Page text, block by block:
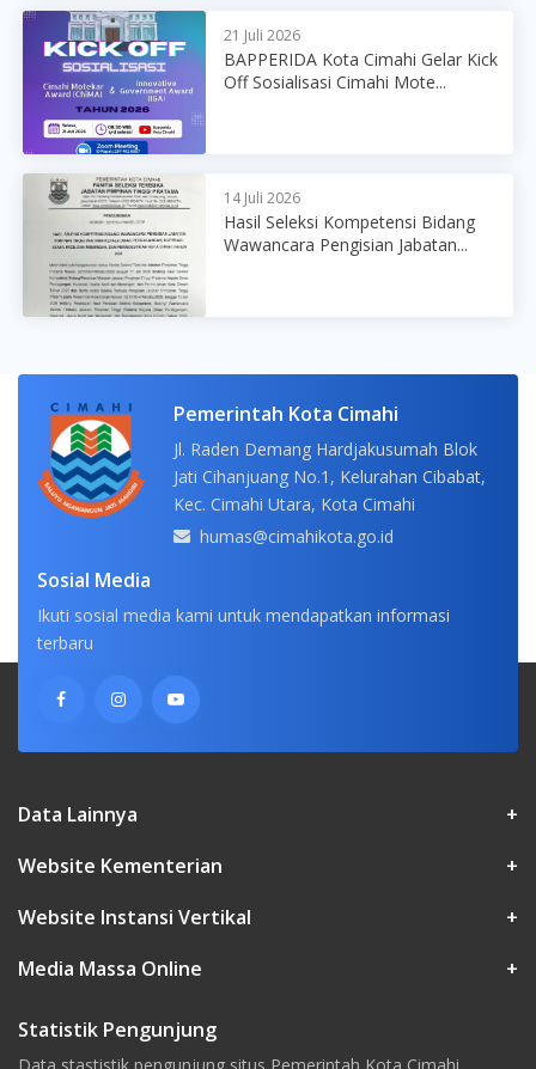
21 Juli 2026
BAPPERIDA Kota Cimahi Gelar Kick
Off Sosialisasi Cimahi Mote...
14 Juli 2026
Hasil Seleksi Kompetensi Bidang
Wawancara Pengisian Jabatan...
Pemerintah Kota Cimahi
Jl. Raden Demang Hardjakusumah Blok
Jati Cihanjuang No.1, Kelurahan Cibabat,
Kec. Cimahi Utara, Kota Cimahi
humas@cimahikota.go.id
Sosial Media
Ikuti sosial media kami untuk mendapatkan informasi
terbaru
Data Lainnya
+
Website Kementerian
+
Website Instansi Vertikal
+
Media Massa Online
+
Statistik Pengunjung
Data stastistik pengunjung situs Pemerintah Kota Cimahi